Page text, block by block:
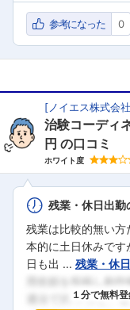
参考になった 0
[ ノイエス株式会社
治験コーディ
円 の口コミ
ホワイト度
残業・休日出勤
残業は比較的無い
本的に土日休みで
日も出 ... 残業・休
１分で無料